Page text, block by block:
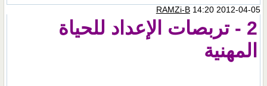
RAMZi-B14:20 2012-04-05
2 - تربصات الإعداد للحياة
المهنية